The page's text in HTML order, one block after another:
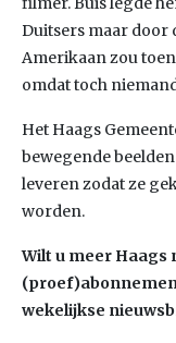
Duitsers maar door
Amerikaan zou
omdat toch
Het Haags
bewegende
leveren zodat ze
worden.
Wilt u meer Haags
wekelijkse